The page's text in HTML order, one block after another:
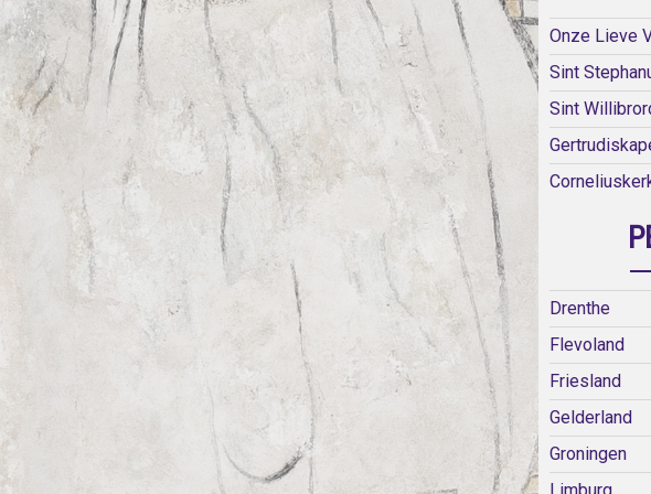
Onze Lieve
Sint
Sint
Drenthe
Flevoland
Friesland
Gelderland
Groningen